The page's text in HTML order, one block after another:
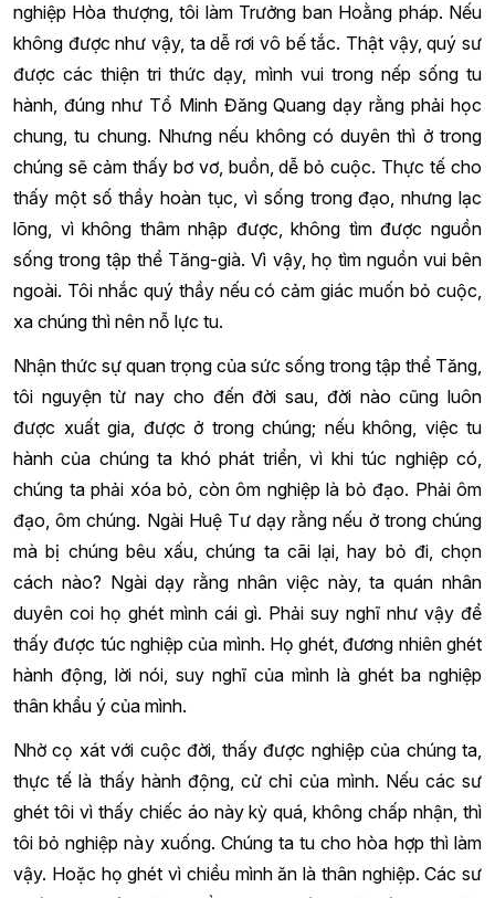
nghiệp Hòa thượng, tôi làm Trưởng ban Hoằng pháp. Nếu
không được như vậy, ta dễ rơi vô bế tắc. Thật vậy, quý sư
được các thiện tri thức dạy, mình vui trong nếp sống tu
hành, đúng như Tổ Minh Đăng Quang dạy rằng phải học
chung, tu chung. Nhưng nếu không có duyên thì ở trong
chúng sẽ cảm thấy bơ vơ, buồn, dễ bỏ cuộc. Thực tế cho
thấy một số thầy hoàn tục, vì sống trong đạo, nhưng lạc
lõng, vì không thâm nhập được, không tìm được nguồn
sống trong tập thể Tăng-già. Vì vậy, họ tìm nguồn vui bên
ngoài. Tôi nhắc quý thầy nếu có cảm giác muốn bỏ cuộc,
xa chúng thì nên nỗ lực tu.
Nhận thức sự quan trọng của sức sống trong tập thể Tăng,
tôi nguyện từ nay cho đến đời sau, đời nào cũng luôn
được xuất gia, được ở trong chúng; nếu không, việc tu
hành của chúng ta khó phát triển, vì khi túc nghiệp có,
chúng ta phải xóa bỏ, còn ôm nghiệp là bỏ đạo. Phải ôm
đạo, ôm chúng. Ngài Huệ Tư dạy rằng nếu ở trong chúng
mà bị chúng bêu xấu, chúng ta cãi lại, hay bỏ đi, chọn
cách nào? Ngài dạy rằng nhân việc này, ta quán nhân
duyên coi họ ghét mình cái gì. Phải suy nghĩ như vậy để
thấy được túc nghiệp của mình. Họ ghét, đương nhiên ghét
hành động, lời nói, suy nghĩ của mình là ghét ba nghiệp
thân khẩu ý của mình.
Nhờ cọ xát với cuộc đời, thấy được nghiệp của chúng ta,
thực tế là thấy hành động, cử chỉ của mình. Nếu các sư
ghét tôi vì thấy chiếc áo này kỳ quá, không chấp nhận, thì
tôi bỏ nghiệp này xuống. Chúng ta tu cho hòa hợp thì làm
vậy. Hoặc họ ghét vì chiều mình ăn là thân nghiệp. Các sư